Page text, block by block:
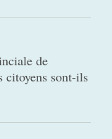
de
citoyens sont-ils